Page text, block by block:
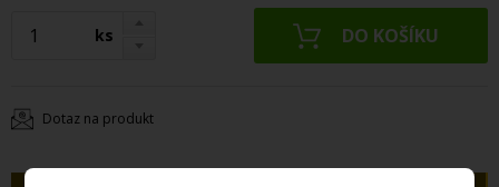
ks
Dotaz na produkt